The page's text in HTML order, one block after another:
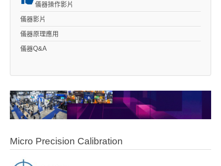
儀器操作影片
儀器影片
儀器原理應用
儀器Q&A
Micro Precision Calibration